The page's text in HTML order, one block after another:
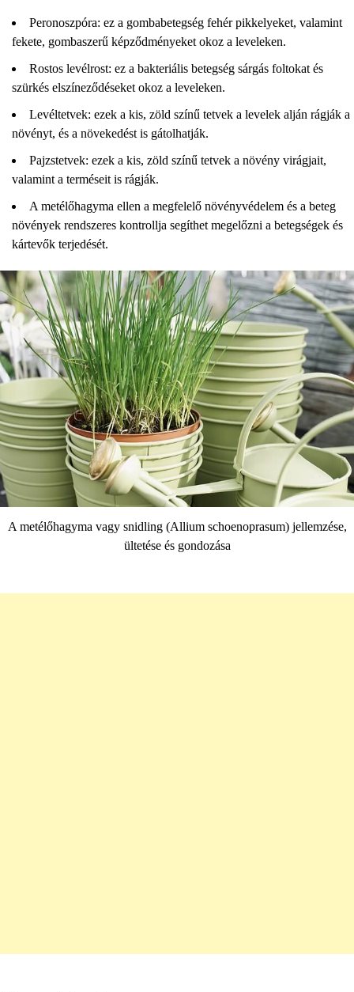
Peronoszpóra: ez a gombabetegség fehér pikkelyeket, valamint
fekete, gombaszerű képződményeket okoz a leveleken.
Rostos levélrost: ez a bakteriális betegség sárgás foltokat és
szürkés elszíneződéseket okoz a leveleken.
Levéltetvek: ezek a kis, zöld színű tetvek a levelek alján rágják a
növényt, és a növekedést is gátolhatják.
Pajzstetvek: ezek a kis, zöld színű tetvek a növény virágjait,
valamint a terméseit is rágják.
A metélőhagyma ellen a megfelelő növényvédelem és a beteg
növények rendszeres kontrollja segíthet megelőzni a betegségek és
kártevők terjedését.
A metélőhagyma vagy snidling (Allium schoenoprasum) jellemzése,
ültetése és gondozása